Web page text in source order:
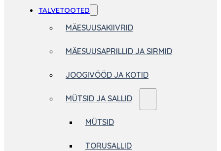
TALVETOOTED
MÄESUUSAKIIVRID
MÄESUUSAPRILLID JA SIRMID
JOOGIVÖÖD JA KOTID
MÜTSID JA SALLID
MÜTSID
TORUSALLID